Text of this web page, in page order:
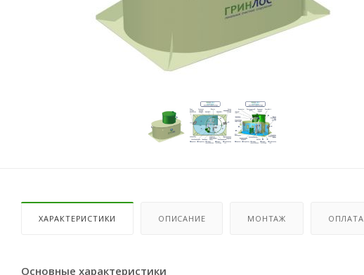
ХАРАКТЕРИСТИКИ ОПИСАНИЕ МОНТАЖ ОПЛАТА
Основные характеристики